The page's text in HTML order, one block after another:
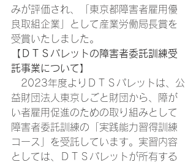
みが評価され、「東京都障害者雇用優
良取組企業」として産業労働局長賞を
受賞いたしました。
【ＤＴＳパレットの障害者委託訓練受
託事業について】
2023年度よりＤＴＳパレットは、公
益財団法人東京しごと財団から、障が
い者雇用促進のための取り組みとして
障害者委託訓練の「実践能力習得訓練
コース」を受託しています。実習内容
としては、ＤＴＳパレットが所有する